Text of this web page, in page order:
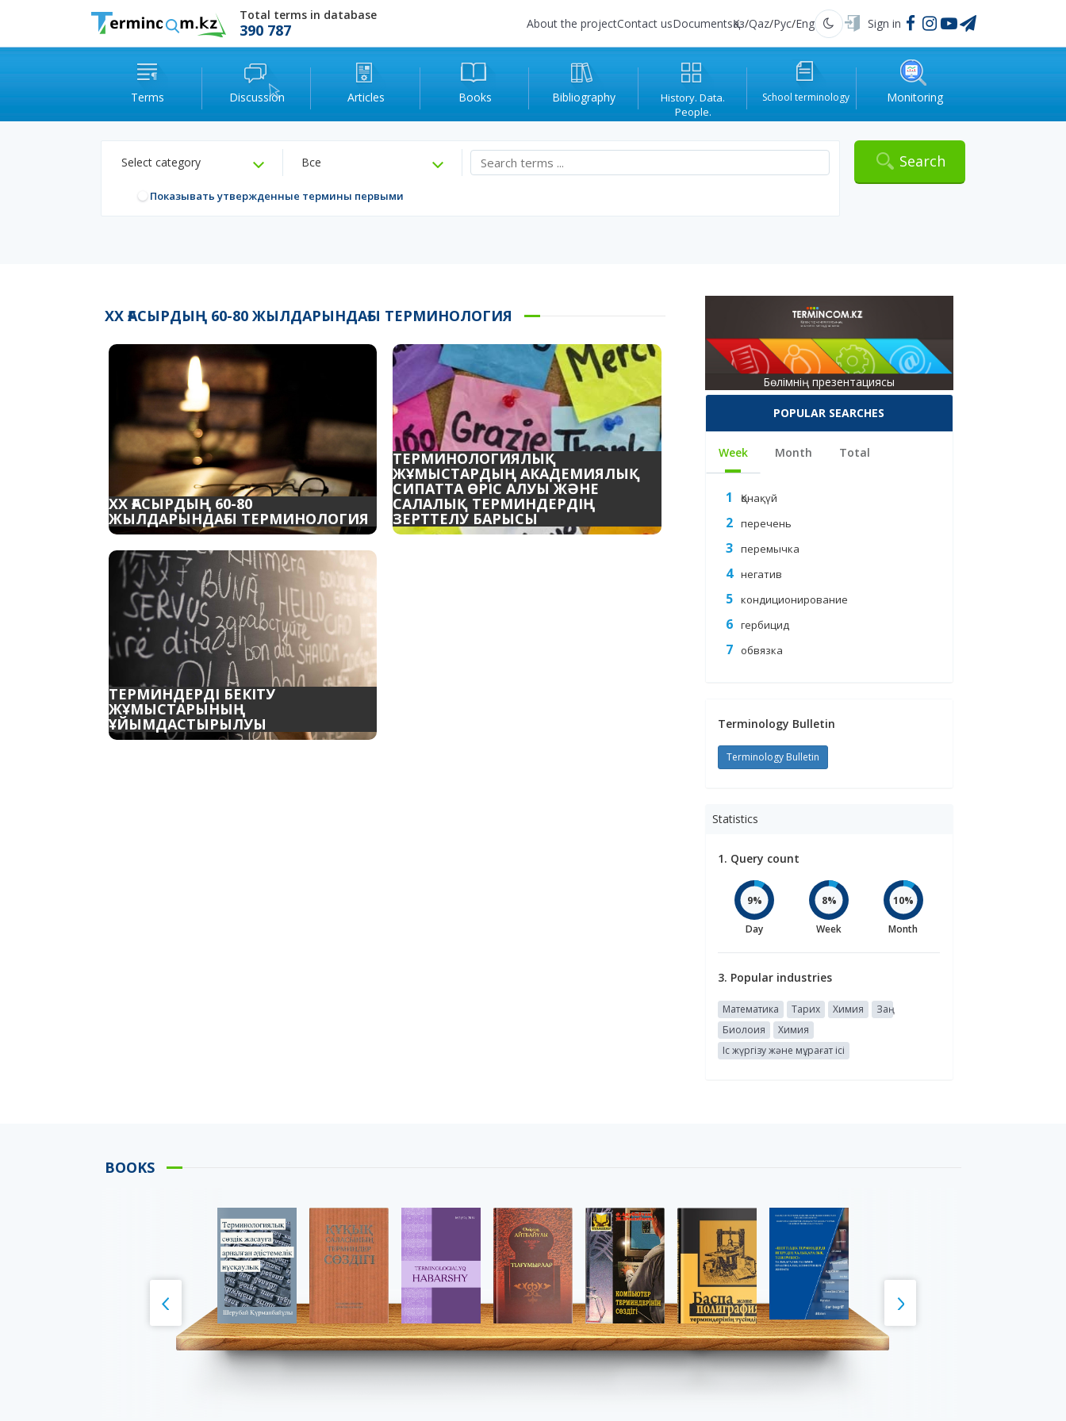
Total terms in database
390 787 About the projectContact usDocumentsҚаз/Qaz/Рус/Eng Қараңғы Sign in
Terms Discussion Articles Books Bibliography
History. Data.
People.
School terminology Monitoring
Select category Все
Показывать утвержденные термины первыми
Search
XX ҒАСЫРДЫҢ 60-80 ЖЫЛДАРЫНДАҒЫ ТЕРМИНОЛОГИЯ
ХХ ҒАСЫРДЫҢ 60-80
ЖЫЛДАРЫНДАҒЫ ТЕРМИНОЛОГИЯ
ТЕРМИНОЛОГИЯЛЫҚ
ЖҰМЫСТАРДЫҢ АКАДЕМИЯЛЫҚ
СИПАТТА ӨРІС АЛУЫ ЖӘНЕ
САЛАЛЫҚ ТЕРМИНДЕРДІҢ
ЗЕРТТЕЛУ БАРЫСЫ
ТЕРМИНДЕРДІ БЕКІТУ
ЖҰМЫСТАРЫНЫҢ
ҰЙЫМДАСТЫРЫЛУЫ
Бөлімнің презентациясы
POPULAR SEARCHES
Week Month Total
Қонақүй
перечень
перемычка
негатив
кондиционирование
гербицид
обвязка
Terminology Bulletin
Terminology Bulletin
Statistics
1. Query count
9%
Day
8%
Week
10%
Month
3. Popular industries
Математика Тарих Химия
Заң
Биолоия
Химия
Іс жүргізу және мұрағат ісі
BOOKS